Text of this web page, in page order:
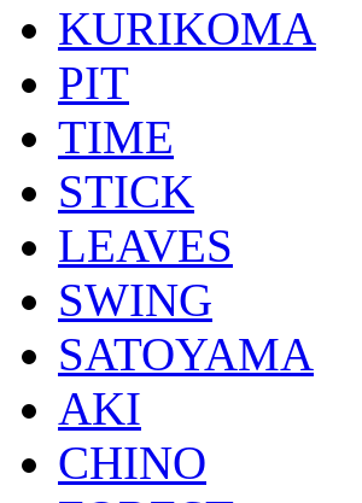
KURIKOMA
PIT
TIME
STICK
LEAVES
SWING
SATOYAMA
AKI
CHINO